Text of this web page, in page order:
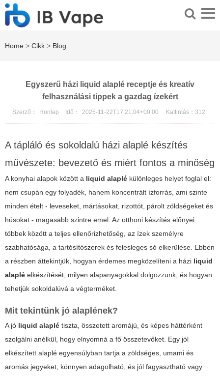
Home > Cikk > Blog
Egyszerű házi liquid alaplé receptje és kreatív
felhasználási tippek a gazdag ízekért
Szerző： Honlap Idő： 2025-11-22T17:21:04+00:00 Kattintás： 312
A tápláló és sokoldalú házi alaplé készítés
művészete: bevezető és miért fontos a minőség
A konyhai alapok között a liquid alaplé különleges helyet foglal el:
nem csupán egy folyadék, hanem koncentrált ízforrás, ami szinte
minden ételt - leveseket, mártásokat, rizottót, párolt zöldségeket és
húsokat - magasabb szintre emel. Az otthoni készítés előnyei
többek között a teljes ellenőrizhetőség, az ízek személyre
szabhatósága, a tartósítószerek és felesleges só elkerülése. Ebben
a részben áttekintjük, hogyan érdemes megközelíteni a házi liquid
alaplé elkészítését, milyen alapanyagokkal dolgozzunk, és hogyan
tehetjük sokoldalúvá a végterméket.
Mit tekintünk jó alaplének?
A jó liquid alaplé tiszta, összetett aromájú, és képes háttérként
szolgálni anélkül, hogy elnyomná a fő összetevőket. Egy jól
elkészített alaplé egyensúlyban tartja a zöldséges, umami és
aromás jegyeket, könnyen adagolható, és jól fagyasztható vagy